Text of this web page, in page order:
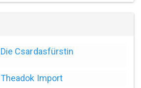
Die Csardasfürstin
Theadok Import